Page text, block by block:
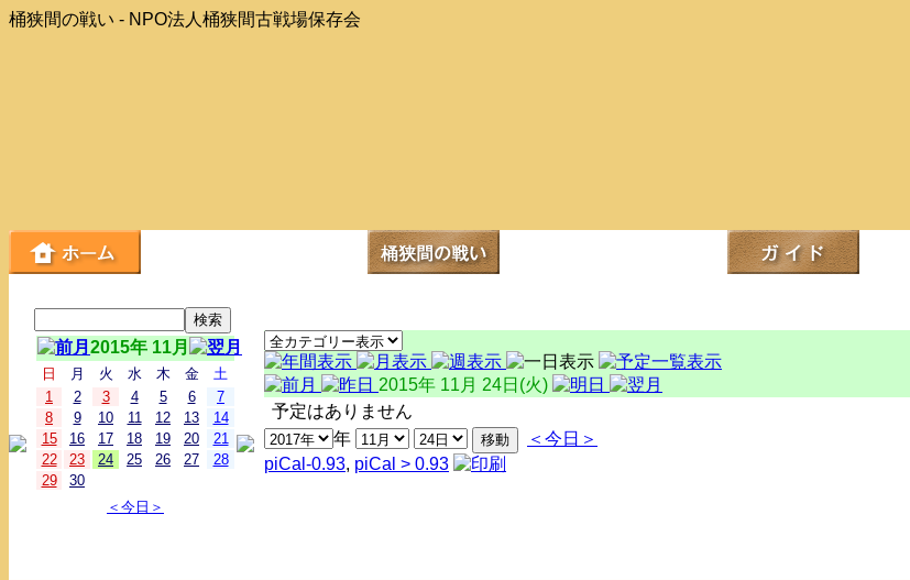
桶狭間の戦い - NPO法人桶狭間古戦場保存会
2015年 11月
日 月 火 水 木 金
土
1
2 3 4 5 6
7
8
9 10 11 12 13
14
15
16 17 18 19 20
21
22
23 24 25 26 27
28
29
30
＜今日＞
2015年 11月 24日(火)
予定はありません
年
＜今日＞
piCal-0.93, piCal > 0.93